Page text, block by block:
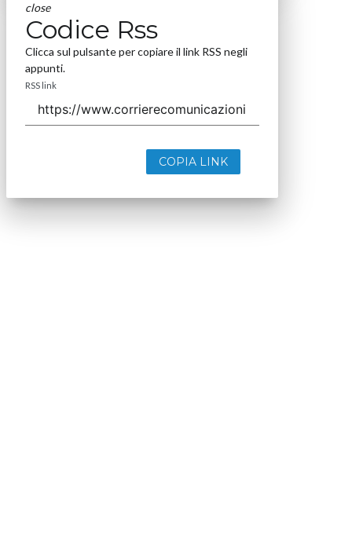
close
Codice Rss
Clicca sul pulsante per copiare il link RSS negli
appunti.
RSS link
COPIA LINK